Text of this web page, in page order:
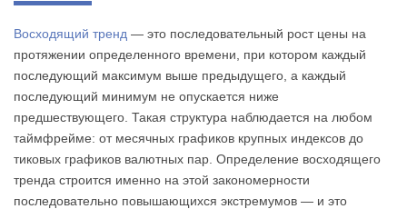
Восходящий тренд — это последовательный рост цены на
протяжении определенного времени, при котором каждый
последующий максимум выше предыдущего, а каждый
последующий минимум не опускается ниже
предшествующего. Такая структура наблюдается на любом
таймфрейме: от месячных графиков крупных индексов до
тиковых графиков валютных пар. Определение восходящего
тренда строится именно на этой закономерности
последовательно повышающихся экстремумов — и это